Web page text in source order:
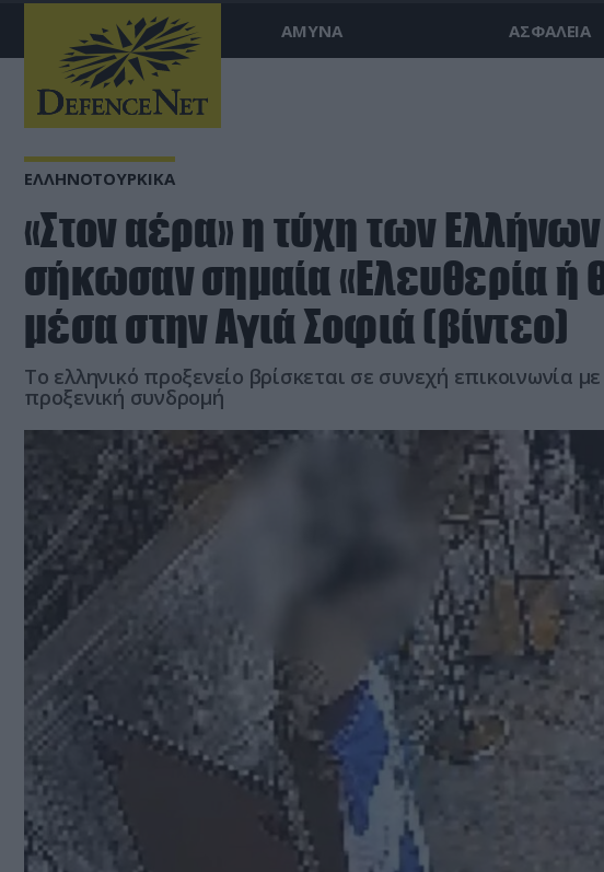
ΑΜΥΝΑ ΑΣΦΑΛΕΙΑ
ΕΛΛΗΝΟΤΟΥΡΚΙΚΑ
«Στον αέρα» η τύχη των
σήκωσαν σημαία «Ελευθερία ή
μέσα στην Αγιά Σοφιά (βίντεο)
Το ελληνικό προξενείο βρίσκεται σε συνεχή επικοινωνία
προξενική συνδρομή